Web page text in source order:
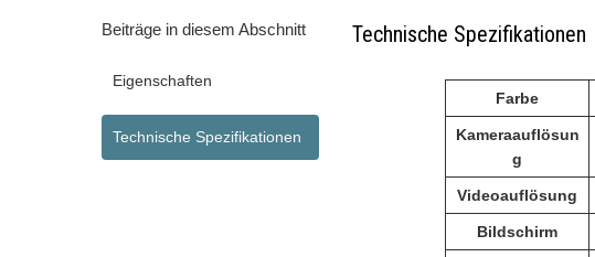
Beiträge in diesem Abschnitt
Eigenschaften
Technische Spezifikationen
Technische Spezifikationen
Farbe
Kameraauflösun
g
Videoauflösung
Bildschirm